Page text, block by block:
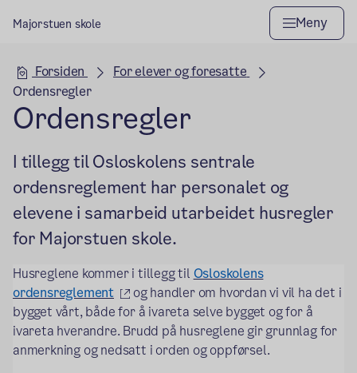
Majorstuen skole Meny
Hovedseksjon
Forsiden
For elever og foresatte
Ordensregler
Ordensregler
I tillegg til Osloskolens sentrale
ordensreglement har personalet og
elevene i samarbeid utarbeidet husregler
for Majorstuen skole.
Husreglene kommer i tillegg til Osloskolens
ordensreglement
(ekstern lenke)
og handler om hvordan vi vil ha det i
bygget vårt, både for å ivareta selve bygget og for å
ivareta hverandre. Brudd på husreglene gir grunnlag for
anmerkning og nedsatt i orden og oppførsel.